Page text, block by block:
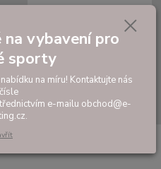
Hledat
0,00 Kč
na vybavení pro
sporty
na míru! Kontaktujte nás
e-mailu obchod@e-